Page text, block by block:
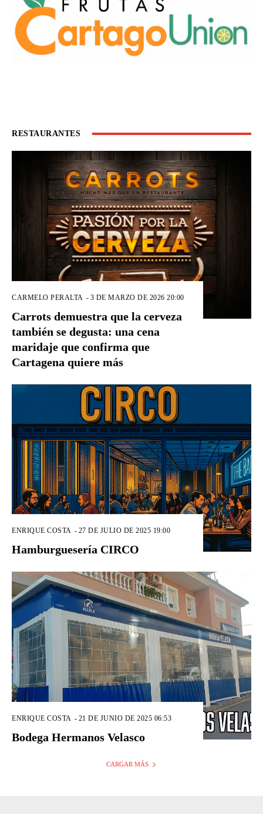
RESTAURANTES
CARMELO PERALTA - 3 DE MARZO DE 2026 20:00
Carrots demuestra que la cerveza
también se degusta: una cena
maridaje que confirma que
Cartagena quiere más
ENRIQUE COSTA - 27 DE JULIO DE 2025 19:00
Hamburguesería CIRCO
ENRIQUE COSTA - 21 DE JUNIO DE 2025 06:53
Bodega Hermanos Velasco
CARGAR MÁS